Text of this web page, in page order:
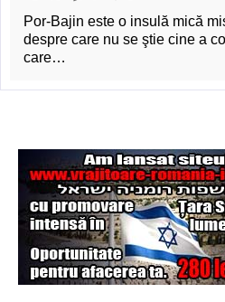
Por-Bajin este o insulă mică
despre care nu se ştie cine a
care…